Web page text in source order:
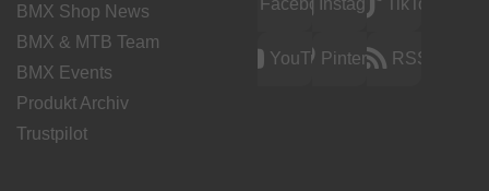
BMX Shop News
BMX & MTB Team
BMX Events
Produkt Archiv
Trustpilot
YouTubePinterest RSS